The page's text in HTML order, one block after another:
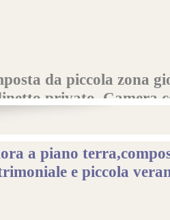
da piccola zona
privato. Camera
da anti-bagno
a piano
e piccola